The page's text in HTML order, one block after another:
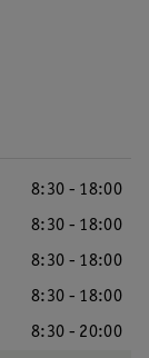
8:30 - 18:00
8:30 - 18:00
8:30 - 18:00
8:30 - 18:00
8:30 - 20:00